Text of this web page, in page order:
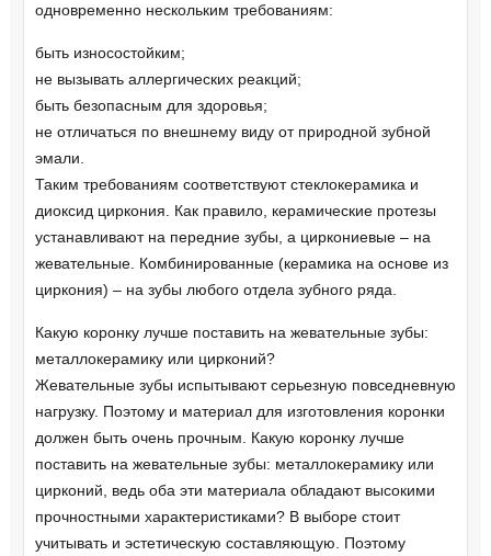
одновременно нескольким требованиям:
быть износостойким;
не вызывать аллергических реакций;
быть безопасным для здоровья;
не отличаться по внешнему виду от природной зубной
эмали.
Таким требованиям соответствуют стеклокерамика и
диоксид циркония. Как правило, керамические протезы
устанавливают на передние зубы, а циркониевые – на
жевательные. Комбинированные (керамика на основе из
циркония) – на зубы любого отдела зубного ряда.
Какую коронку лучше поставить на жевательные зубы:
металлокерамику или цирконий?
Жевательные зубы испытывают серьезную повседневную
нагрузку. Поэтому и материал для изготовления коронки
должен быть очень прочным. Какую коронку лучше
поставить на жевательные зубы: металлокерамику или
цирконий, ведь оба эти материала обладают высокими
прочностными характеристиками? В выборе стоит
учитывать и эстетическую составляющую. Поэтому